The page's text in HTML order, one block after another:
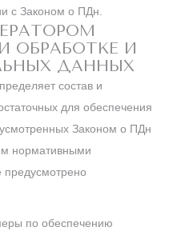
с Законом о ПДн.
ОБРАБОТКЕ И
ДАННЫХ
состав и
для обеспечения
Законом о ПДн
нормативными
по обеспечению